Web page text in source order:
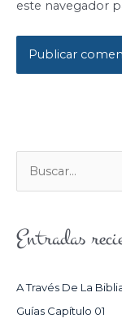
este navegador
U
C
Entradas
A Través De La
Guías Capítulo 01